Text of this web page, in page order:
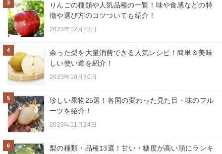
3
りんごの種類や人気品種の一覧！味や食感などの特
徴や選び方のコツついても紹介！
2023年12月23日
4
余った梨を大量消費できる人気レシピ！簡単＆美味
しい使い道を紹介！
2023年10月30日
5
珍しい果物25選！各国の変わった見た目・味のフル
ーツを紹介！
2023年11月24日
6
梨の種類・品種13選！甘い・糖度が高い順にランキ